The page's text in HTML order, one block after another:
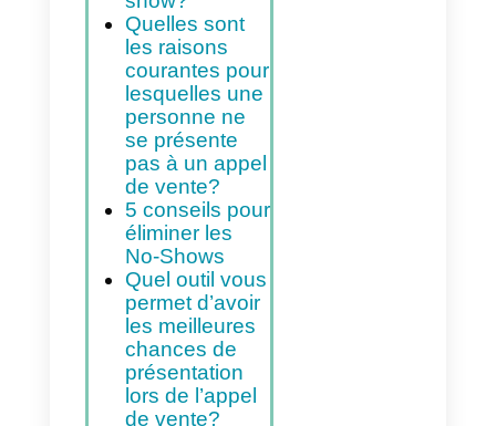
Indice
Qu’est-ce
qu’un no-
show?
Quelles sont
les raisons
courantes pour
lesquelles une
personne ne
se présente
pas à un appel
de vente?
5 conseils pour